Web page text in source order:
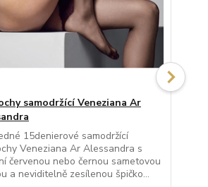
samodržící Veneziana Ar
15denierové samodržící
Veneziana Ar Alessandra s
červenou nebo černou sametovou
a neviditelně zesílenou špičko...